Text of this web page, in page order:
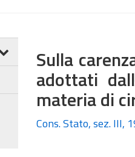
Sulla
adottati
materia di
Cons. Stato, sez. III,